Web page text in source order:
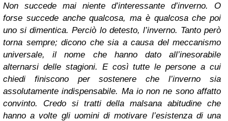
Non succede mai niente d’interessante d’inverno. O
forse succede anche qualcosa, ma è qualcosa che poi
uno si dimentica. Perciò lo detesto, l’inverno. Tanto però
torna sempre; dicono che sia a causa del meccanismo
universale, il nome che hanno dato all’inesorabile
alternarsi delle stagioni. E così tutte le persone a cui
chiedi finiscono per sostenere che l’inverno sia
assolutamente indispensabile. Ma io non ne sono affatto
convinto. Credo si tratti della malsana abitudine che
hanno a volte gli uomini di motivare l’esistenza di una